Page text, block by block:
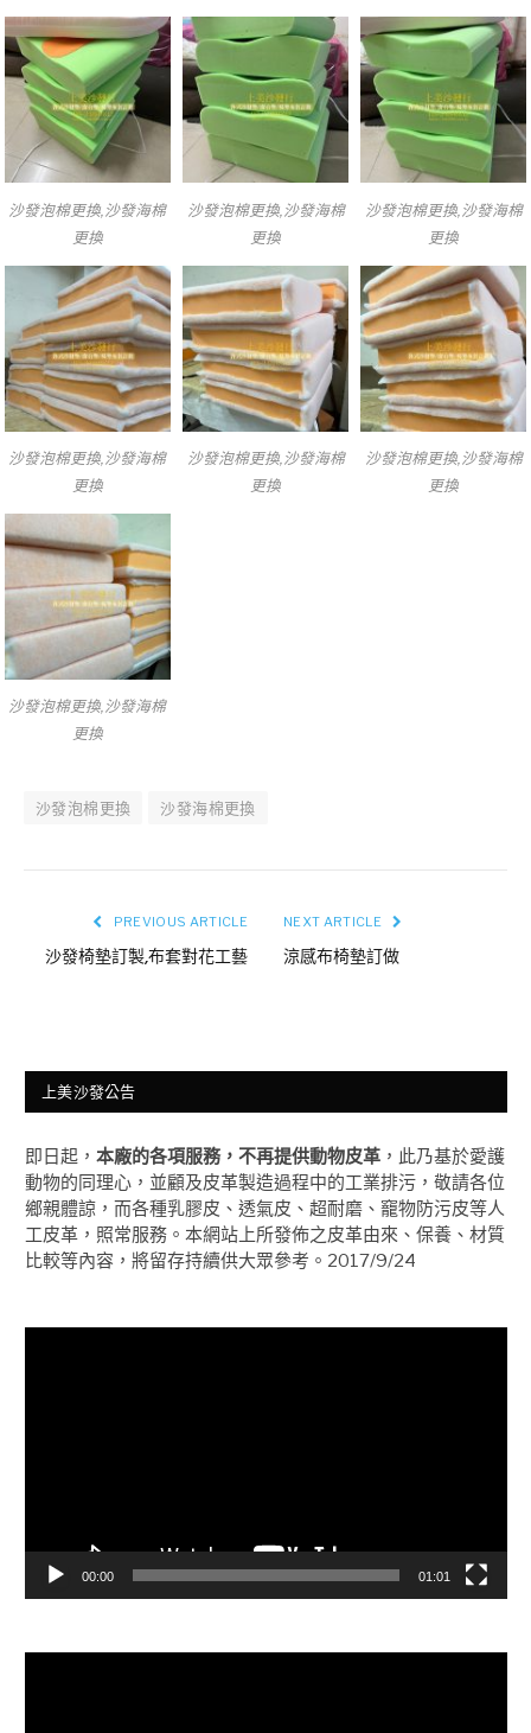
沙發泡棉更換,沙發海棉
更換
沙發泡棉更換,沙發海棉
更換
沙發泡棉更換,沙發海棉
更換
沙發泡棉更換,沙發海棉
更換
沙發泡棉更換,沙發海棉
更換
沙發泡棉更換,沙發海棉
更換
沙發泡棉更換,沙發海棉
更換
沙發泡棉更換 沙發海棉更換
PREVIOUS ARTICLE
沙發椅墊訂製,布套對花工藝
NEXT ARTICLE
涼感布椅墊訂做
上美沙發公告
即日起， 本廠的各項服務，不再提供動物皮革 ，此乃基於愛護
動物的同理心，並顧及皮革製造過程中的工業排污，敬請各位
鄉親體諒，而各種乳膠皮、透氣皮、超耐磨、竉物防污皮等人
工皮革，照常服務。本網站上所發佈之皮革由來、保養、材質
比較等內容，將留存持續供大眾參考。2017/9/24
00:00 01:01